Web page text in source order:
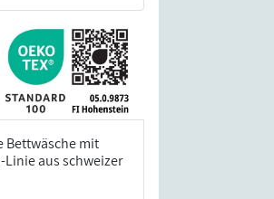
Bettwäsche mit
aus schweizer